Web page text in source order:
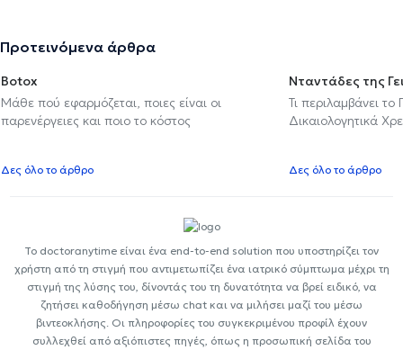
Προτεινόμενα άρθρα
Botox
Μάθε πού εφαρμόζεται, ποιες είναι οι
παρενέργειες και ποιο το κόστος
Δες όλο το άρθρο
Νταντάδες της
Τι περιλαμβάνει
Δικαιολογητικά
Δες όλο το άρθρο
Το doctoranytime είναι ένα end-to-end solution που υποστηρίζει τον
χρήστη από τη στιγμή που αντιμετωπίζει ένα ιατρικό σύμπτωμα μέχρι τη
στιγμή της λύσης του, δίνοντάς του τη δυνατότητα να βρεί ειδικό, να
ζητήσει καθοδήγηση μέσω chat και να μιλήσει μαζί του μέσω
βιντεοκλήσης. Οι πληροφορίες του συγκεκριμένου προφίλ έχουν
συλλεχθεί από αξιόπιστες πηγές, όπως η προσωπική σελίδα του